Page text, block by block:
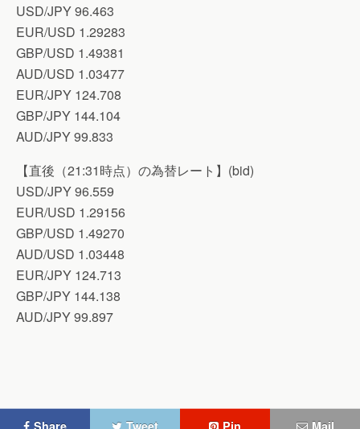
USD/JPY 96.463
EUR/USD 1.29283
GBP/USD 1.49381
AUD/USD 1.03477
EUR/JPY 124.708
GBP/JPY 144.104
AUD/JPY 99.833
【直後（21:31時点）の為替レート】(bid)
USD/JPY 96.559
EUR/USD 1.29156
GBP/USD 1.49270
AUD/USD 1.03448
EUR/JPY 124.713
GBP/JPY 144.138
AUD/JPY 99.897
Share Tweet Pin Mail